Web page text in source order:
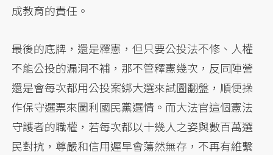
成教育的責任。
最後的底牌，還是釋憲，但只要公投法不修、人權
不能公投的漏洞不補，那不管釋憲幾次，反同陣營
還是會每次都用公投案綁大選來試圖翻盤，順便操
作保守選票來圖利國民黨選情。而大法官這個憲法
守護者的職權，若每次都以十幾人之姿與數百萬選
民對抗，尊嚴和信用遲早會蕩然無存，不再有維繫